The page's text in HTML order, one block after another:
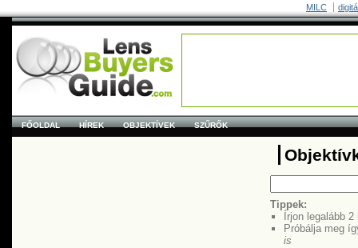
MILC
FŐOLDAL HÍREK OBJEKTÍVEK SZŰRŐK
Tippek:
Írjon legalább
Próbálja meg
is